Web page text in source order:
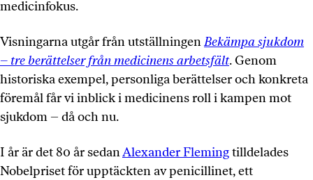
medicinfokus.
Visningarna utgår från utställningenBekämpa sjukdom
– tre berättelser från medicinens arbetsfält. Genom
historiska exempel, personliga berättelser och konkreta
föremål får vi inblick i medicinens roll i kampen mot
sjukdom – då och nu.
I år är det 80 år sedanAlexander Flemingtilldelades
Nobelpriset för upptäckten av penicillinet, ett